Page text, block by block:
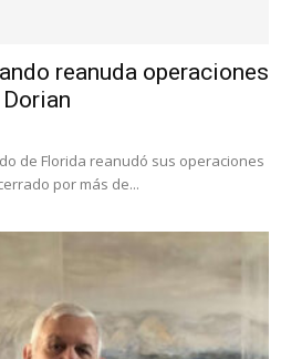
reanuda operaciones
de Florida reanudó sus operaciones
por más de...